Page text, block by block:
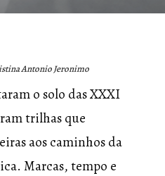
Antonio Jeronimo
o solo das XXXI
trilhas que
aos caminhos da
Marcas, tempo e